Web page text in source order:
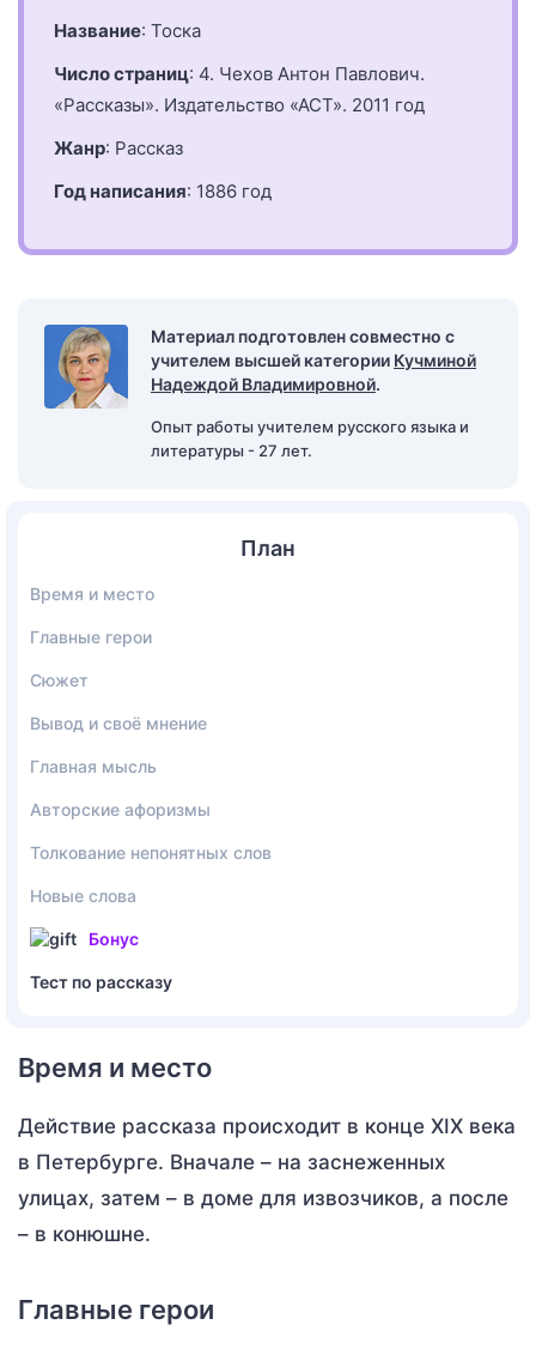
Название: Тоска
Число страниц: 4. Чехов Антон Павлович.
«Рассказы». Издательство «АСТ». 2011 год
Жанр: Рассказ
Год написания: 1886 год
Материал подготовлен совместно с
учителем высшей категории Кучминой
Надеждой Владимировной.
Опыт работы учителем русского языка и
литературы - 27 лет.
План
Время и место
Главные герои
Сюжет
Вывод и своё мнение
Главная мысль
Авторские афоризмы
Толкование непонятных слов
Новые слова
Бонус
Тест по рассказу
Время и место
Действие рассказа происходит в конце XIX века
в Петербурге. Вначале – на заснеженных
улицах, затем – в доме для извозчиков, а после
– в конюшне.
Главные герои